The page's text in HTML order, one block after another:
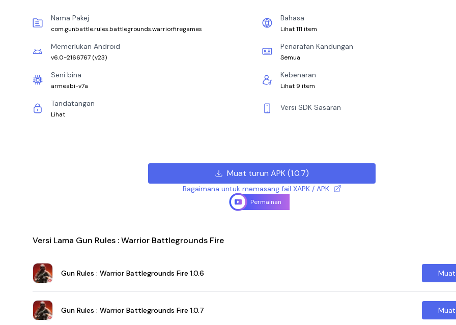
Nama Pakej
com.gunbattle.rules.battlegrounds.warriorfiregames
Bahasa
Lihat 111 item
Memerlukan Android
v6.0-2166767 (v23)
Penarafan Kandungan
Semua
Seni bina
armeabi-v7a
Kebenaran
Lihat 9 item
Tandatangan
Lihat
Versi SDK Sasaran
Muat turun APK(1.0.7)
Bagaimana untuk memasang fail XAPK / APK
Permainan
Versi Lama Gun Rules : Warrior Battlegrounds Fire
Gun Rules : Warrior Battlegrounds Fire 1.0.6
Gun Rules : Warrior Battlegrounds Fire 1.0.7